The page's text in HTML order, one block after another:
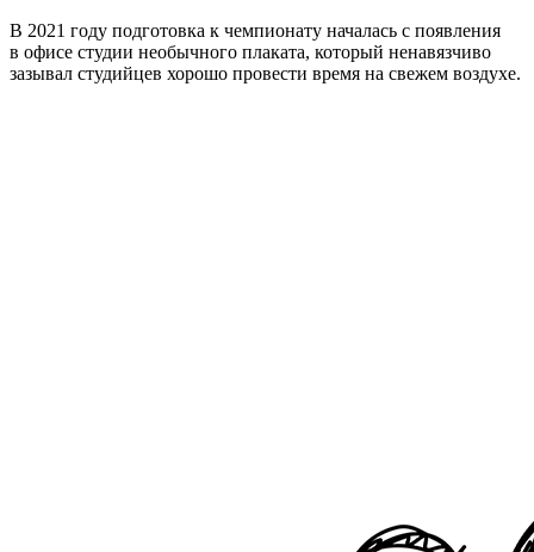
В 2021 году подготовка к чемпионату началась с появления
в офисе студии необычного плаката, который ненавязчиво
зазывал студийцев хорошо провести время на свежем воздухе.